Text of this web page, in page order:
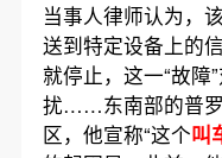
当事人律师认为，该
送到特定设备上的
就停止，这一“故障
扰……东南部的普
区，他宣称“这个叫